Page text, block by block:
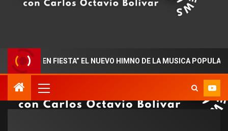
EN FIESTA” EL NUEVO HIMNO DE LA MUSICA POPULAR